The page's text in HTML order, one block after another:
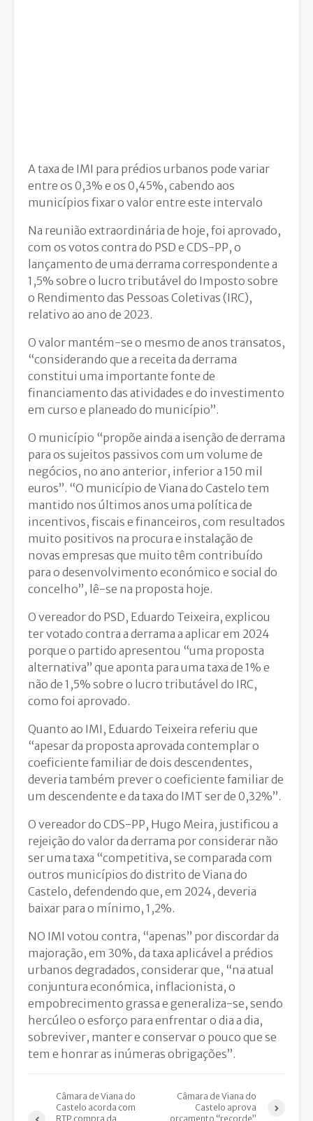
A taxa de IMI para prédios urbanos pode variar
entre os 0,3% e os 0,45%, cabendo aos
municípios fixar o valor entre este intervalo
Na reunião extraordinária de hoje, foi aprovado,
com os votos contra do PSD e CDS-PP, o
lançamento de uma derrama correspondente a
1,5% sobre o lucro tributável do Imposto sobre
o Rendimento das Pessoas Coletivas (IRC),
relativo ao ano de 2023.
O valor mantém-se o mesmo de anos transatos,
“considerando que a receita da derrama
constitui uma importante fonte de
financiamento das atividades e do investimento
em curso e planeado do município”.
O município “propõe ainda a isenção de derrama
para os sujeitos passivos com um volume de
negócios, no ano anterior, inferior a 150 mil
euros”. “O município de Viana do Castelo tem
mantido nos últimos anos uma política de
incentivos, fiscais e financeiros, com resultados
muito positivos na procura e instalação de
novas empresas que muito têm contribuído
para o desenvolvimento económico e social do
concelho”, lê-se na proposta hoje.
O vereador do PSD, Eduardo Teixeira, explicou
ter votado contra a derrama a aplicar em 2024
porque o partido apresentou “uma proposta
alternativa” que aponta para uma taxa de 1% e
não de 1,5% sobre o lucro tributável do IRC,
como foi aprovado.
Quanto ao IMI, Eduardo Teixeira referiu que
“apesar da proposta aprovada contemplar o
coeficiente familiar de dois descendentes,
deveria também prever o coeficiente familiar de
um descendente e da taxa do IMT ser de 0,32%”.
O vereador do CDS-PP, Hugo Meira, justificou a
rejeição do valor da derrama por considerar não
ser uma taxa “competitiva, se comparada com
outros municípios do distrito de Viana do
Castelo, defendendo que, em 2024, deveria
baixar para o mínimo, 1,2%.
NO IMI votou contra, “apenas” por discordar da
majoração, em 30%, da taxa aplicável a prédios
urbanos degradados, considerar que, “na atual
conjuntura económica, inflacionista, o
empobrecimento grassa e generaliza-se, sendo
hercúleo o esforço para enfrentar o dia a dia,
sobreviver, manter e conservar o pouco que se
tem e honrar as inúmeras obrigações”.
Câmara de Viana do
Castelo acorda com
RTP compra da
Câmara de Viana do
Castelo aprova
orçamento “recorde”